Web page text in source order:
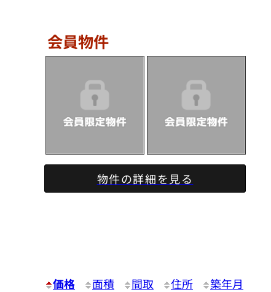
会員物件
物件の詳細を見る
価格 面積 間取 住所 築年月